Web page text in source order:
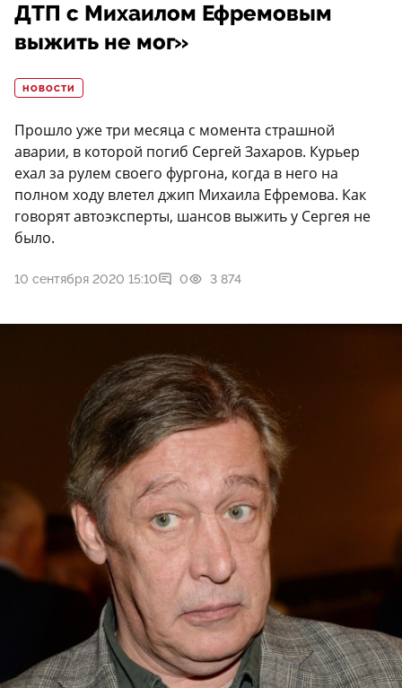
ДТП с Михаилом Ефремовым
выжить не мог»
НОВОСТИ
Прошло уже три месяца с момента страшной
аварии, в которой погиб Сергей Захаров. Курьер
ехал за рулем своего фургона, когда в него на
полном ходу влетел джип Михаила Ефремова. Как
говорят автоэксперты, шансов выжить у Сергея не
было.
10 сентября 2020 15:10 0 3 874